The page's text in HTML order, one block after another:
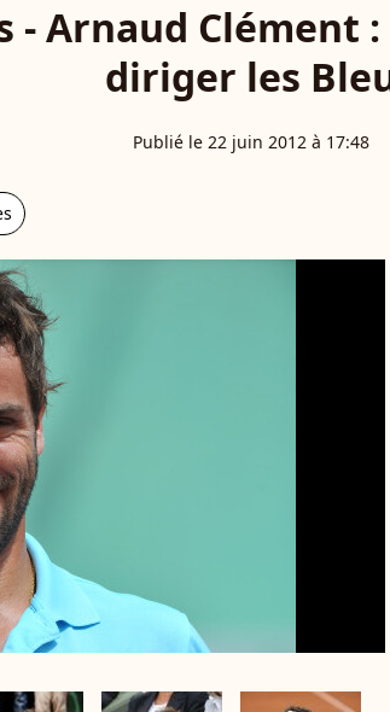
- Arnaud Clément
diriger les
Publié le 22 juin 2012 à 17:48